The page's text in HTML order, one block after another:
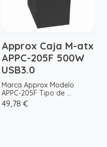
Approx Caja M-atx
APPC-205F 500W
USB3.0
Marca Approx Modelo
APPC-205F Tipo de ...
49,78 €